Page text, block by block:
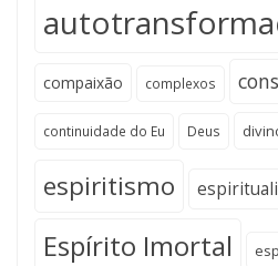
compaixão complexos
continuidade do Eu Deus
espiritismo
Espírito Imortal